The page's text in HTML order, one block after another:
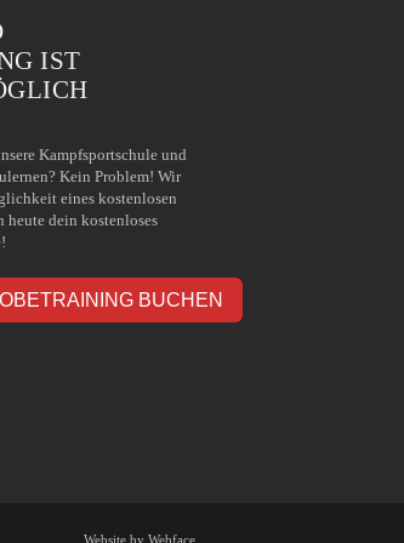
IST
Kampfsportschule und
Kein Problem! Wir
eines kostenlosen
heute dein kostenloses
BUCHEN
Website by Webface